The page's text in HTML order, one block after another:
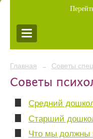
Главная → Советы
Советы
Средний
Старший
Что мы должны